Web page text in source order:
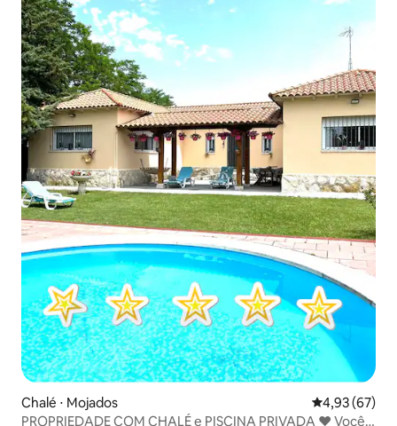
Chalé ⋅ Mojados 4,93 de uma
4,93 (67)
PROPRIEDADE COM CHALÉ e PISCINA PRIVADA ❤️ Você